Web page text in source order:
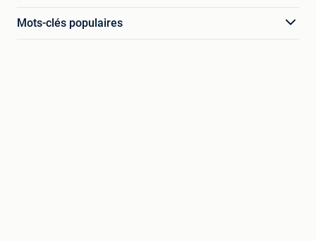
Mots-clés populaires